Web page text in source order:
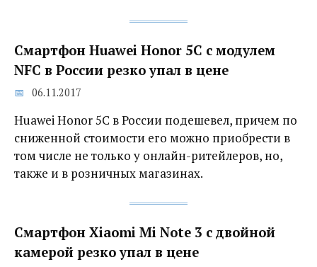
Смартфон Huawei Honor 5C с модулем
NFC в России резко упал в цене
06.11.2017
Huawei Honor 5C в России подешевел, причем по
сниженной стоимости его можно приобрести в
том числе не только у онлайн-ритейлеров, но,
также и в розничных магазинах.
Смартфон Xiaomi Mi Note 3 с двойной
камерой резко упал в цене